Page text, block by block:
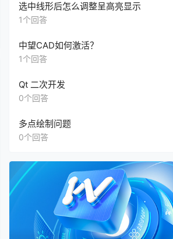
选中线形后怎么调整呈高亮显示
1个回答
中望CAD如何激活？
1个回答
Qt 二次开发
0个回答
多点绘制问题
0个回答